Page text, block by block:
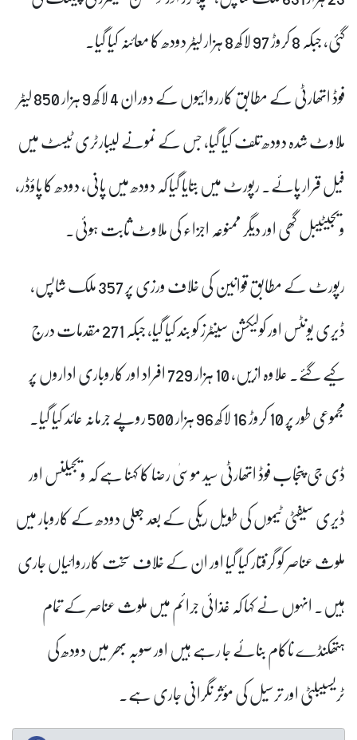
گئی، جبکہ 8 کروڑ 97 لاکھ 8 ہزار لیٹر دودھ کا معائنہ کیا گیا۔
فوڈ اتھارٹی کے مطابق کارروائیوں کے دوران 4 لاکھ 9 ہزار 850 لیٹر
ملاوٹ شدہ دودھ تلف کیا گیا، جس کے نمونے لیبارٹری ٹیسٹ میں
فیل قرار پائے۔ رپورٹ میں بتایا گیا کہ دودھ میں پانی، دودھ کا پاؤڈر،
ویجیٹیبل گھی اور دیگر ممنوعہ اجزاء کی ملاوٹ ثابت ہوئی۔
رپورٹ کے مطابق قوانین کی خلاف ورزی پر 357 ملک شاپس،
ڈیری یونٹس اور کولیکشن سینٹرز کو بند کیا گیا، جبکہ 271 مقدمات درج
کیے گئے۔ علاوہ ازیں، 10 ہزار 729 افراد اور کاروباری اداروں پر
مجموعی طور پر 10 کروڑ 16 لاکھ 96 ہزار 500 روپے جرمانہ عائد کیا گیا۔
ڈی جی پنجاب فوڈ اتھارٹی سید موسیٰ رضا کا کہنا ہے کہ ویجیلنس اور
ڈیری سیفٹی ٹیموں کی طویل ریکی کے بعد جعلی دودھ کے کاروبار میں
ملوث عناصر کو گرفتار کیا گیا اور ان کے خلاف سخت کارروائیاں جاری
ہیں۔ انہوں نے کہا کہ غذائی جرائم میں ملوث عناصر کے تمام
ہتھکنڈے ناکام بنائے جا رہے ہیں اور صوبہ بھر میں دودھ کی
ٹریسیبلٹی اور ترسیل کی مؤثر نگرانی جاری ہے۔